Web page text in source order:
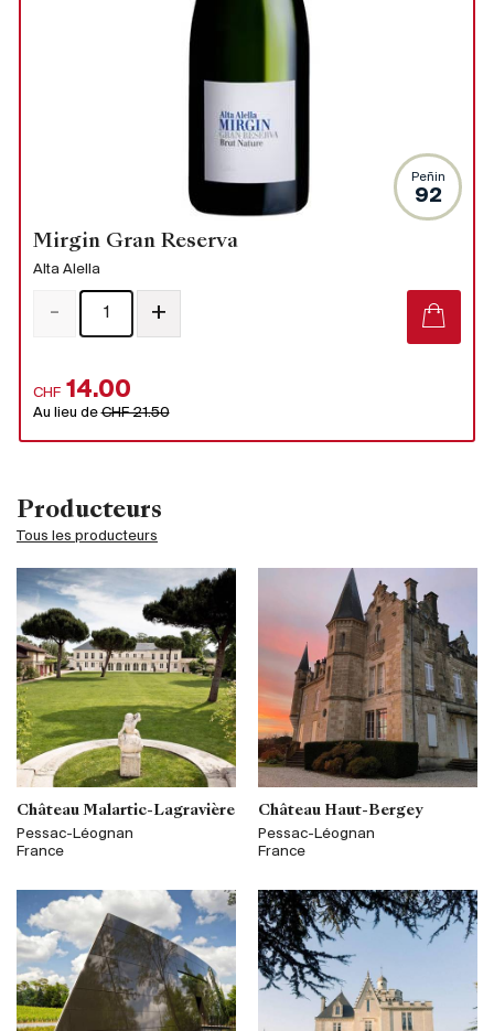
Producteurs
Tous les producteurs
Château Malartic-Lagravière
Pessac-Léognan
France
Château Haut-Bergey
Pessac-Léognan
France
Peñin
92
Mirgin Gran Reserva
Alta Alella
CHF 14.00
Au lieu deCHF 21.50
- +